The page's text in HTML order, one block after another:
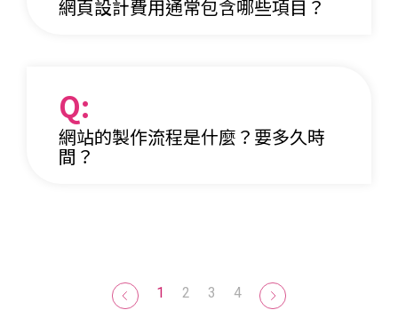
網頁設計費用通常包含哪些項目？
Q:
網站的製作流程是什麼？要多久時
間？
1 2 3 4